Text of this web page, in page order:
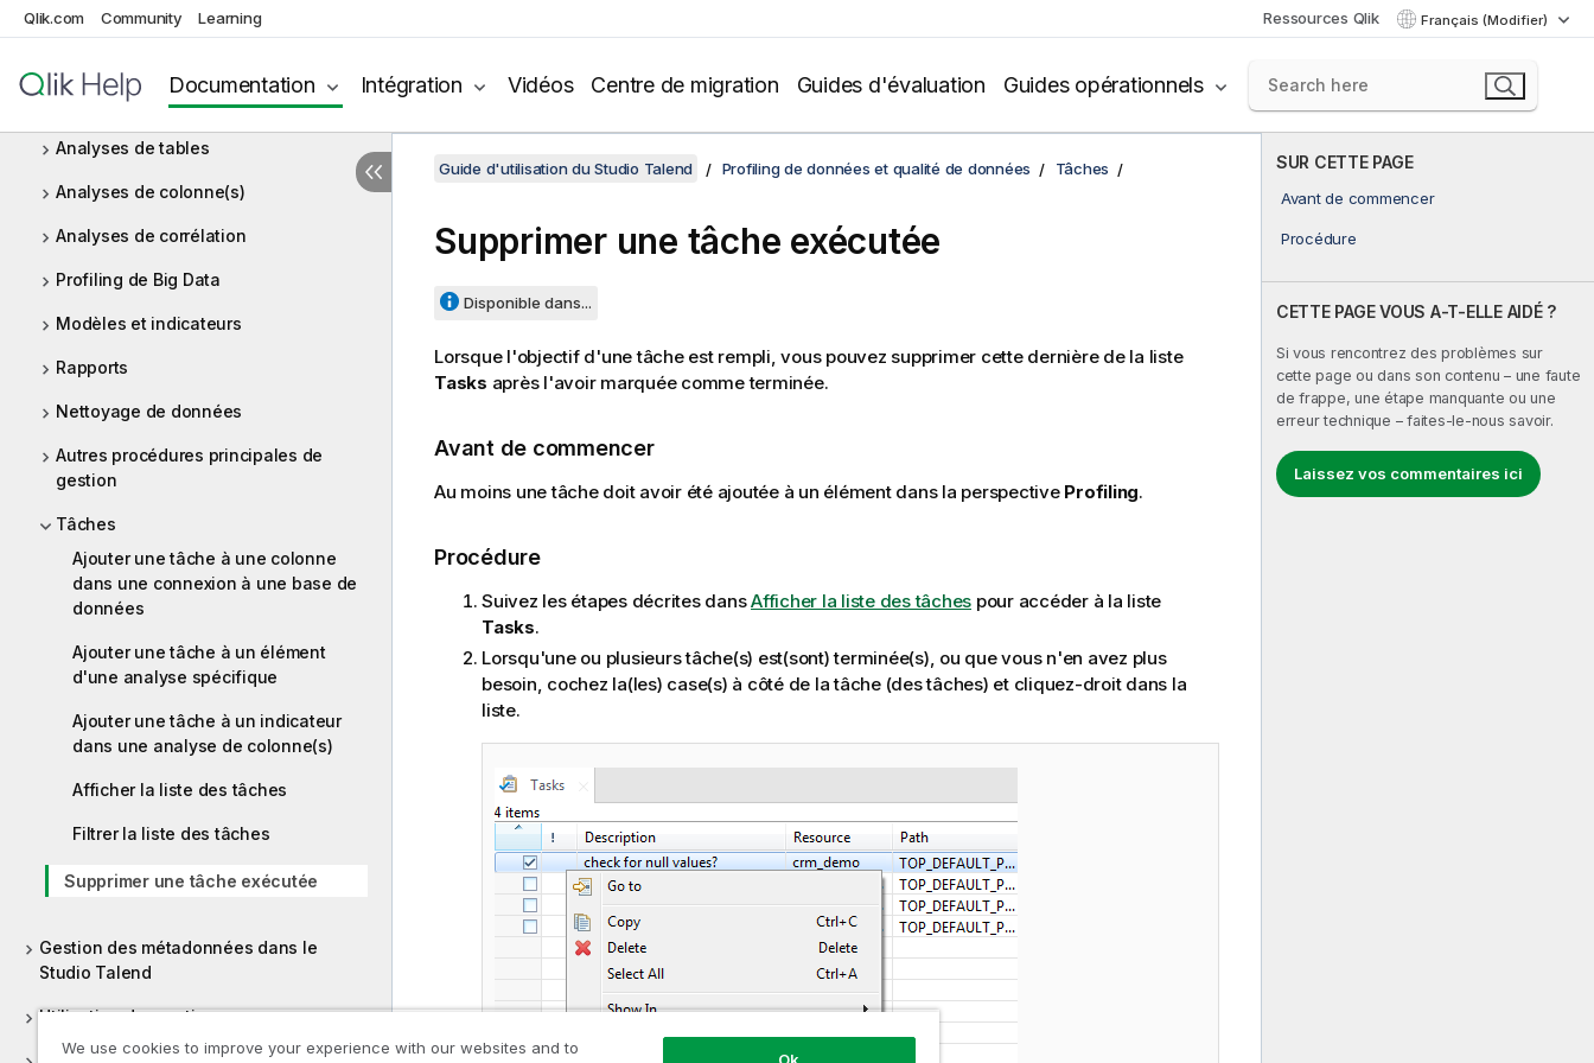
Qlik.com Community Learning Ressources Qlik Français (Modifier)
Documentation Intégration Vidéos Centre de migration Guides d'évaluation Guides opérationnels
Profiling du contenu d'une base de
données
Naviguer à travers les analyses et les
Analyses de tables
Analyses de colonne(s)
Analyses de corrélation
Profiling de Big Data
Modèles et indicateurs
Rapports
Nettoyage de données
Autres procédures principales de
gestion
Tâches
Ajouter une tâche à une colonne
dans une connexion à une base de
données
Ajouter une tâche à un élément
d'une analyse spécifique
Ajouter une tâche à un indicateur
dans une analyse de colonne(s)
Afficher la liste des tâches
Filtrer la liste des tâches
Supprimer une tâche exécutée
Gestion des métadonnées dans le
Studio Talend
Utilisation des routines
SUR CETTE PAGE
Avant de commencer
Procédure
CETTE PAGE VOUS A-T-ELLE AIDÉ ?
Si vous rencontrez des problèmes sur
cette page ou dans son contenu – une faute
de frappe, une étape manquante ou une
erreur technique – faites-le-nous savoir.
Laissez vos commentaires ici
Guide d'utilisation du Studio Talend Profiling de données et qualité de données Tâches
Supprimer une tâche exécutée
Disponible dans...
Lorsque l'objectif d'une tâche est rempli, vous pouvez supprimer cette dernière de la liste
Tasks après l'avoir marquée comme terminée.
Avant de commencer
Au moins une tâche doit avoir été ajoutée à un élément dans la perspective Profiling.
Procédure
Suivez les étapes décrites dansAfficher la liste des tâches pour accéder à la liste
Tasks.
Lorsqu'une ou plusieurs tâche(s) est(sont) terminée(s), ou que vous n'en avez plus
besoin, cochez la(les) case(s) à côté de la tâche (des tâches) et cliquez-droit dans la
liste.
We use cookies to improve your experience with our websites and to